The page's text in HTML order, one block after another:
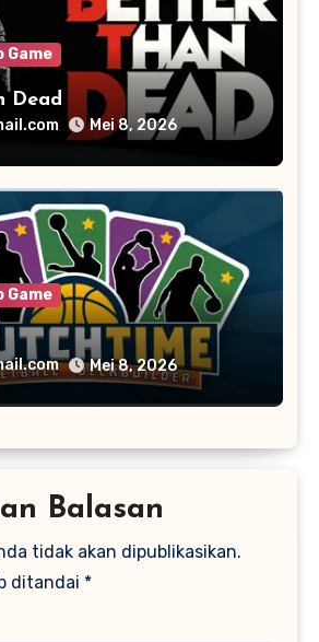
Game
Dead
Mei 8, 2026
Game
Mei 8, 2026
Balasan
tidak akan dipublikasikan.
ditandai *